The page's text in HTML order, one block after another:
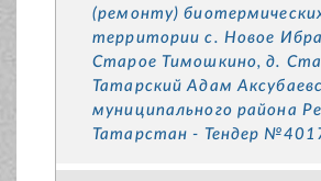
(ремонту)
территории с. Новое
Старое Тимошкино, д.
Татарский Адам
муниципального района
Татарстан - Тендер